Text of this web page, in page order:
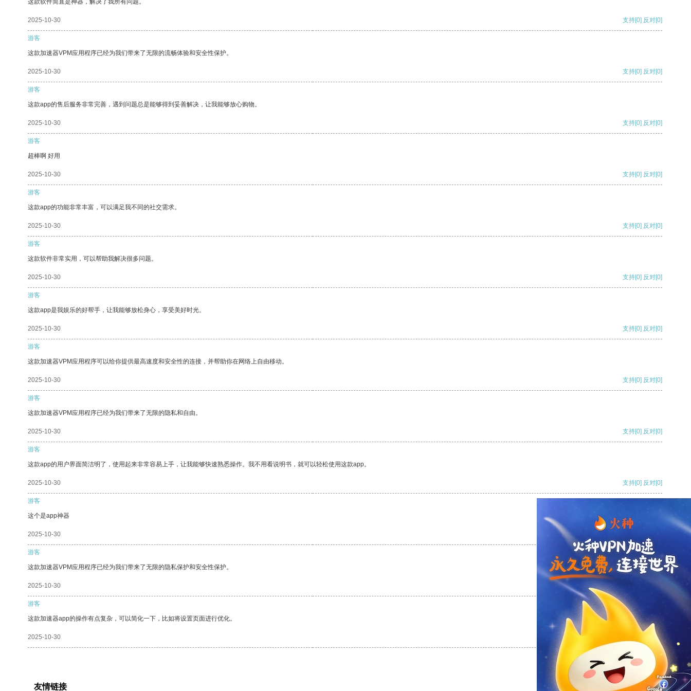
这款软件简直是神器，解决了我所有问题。
2025-10-30 支持[0] 反对[0]
游客
这款加速器VPM应用程序已经为我们带来了无限的流畅体验和安全性保护。
2025-10-30 支持[0] 反对[0]
游客
这款app的售后服务非常完善，遇到问题总是能够得到妥善解决，让我能够放心购物。
2025-10-30 支持[0] 反对[0]
游客
超棒啊 好用
2025-10-30 支持[0] 反对[0]
游客
这款app的功能非常丰富，可以满足我不同的社交需求。
2025-10-30 支持[0] 反对[0]
游客
这款软件非常实用，可以帮助我解决很多问题。
2025-10-30 支持[0] 反对[0]
游客
这款app是我娱乐的好帮手，让我能够放松身心，享受美好时光。
2025-10-30 支持[0] 反对[0]
游客
这款加速器VPM应用程序可以给你提供最高速度和安全性的连接，并帮助你在网络上自由移动。
2025-10-30 支持[0] 反对[0]
游客
这款加速器VPM应用程序已经为我们带来了无限的隐私和自由。
2025-10-30 支持[0] 反对[0]
游客
这款app的用户界面简洁明了，使用起来非常容易上手，让我能够快速熟悉操作。我不用看说明书，就可以轻松使用这款app。
2025-10-30 支持[0] 反对[0]
游客
这个是app神器
2025-10-30
游客
这款加速器VPM应用程序已经为我们带来了无限的隐私保护和安全性保护。
2025-10-30 反对
游客
这款加速器app的操作有点复杂，可以简化一下，比如将设置页面进行优化。
2025-10-30 反对[0]
友情链接